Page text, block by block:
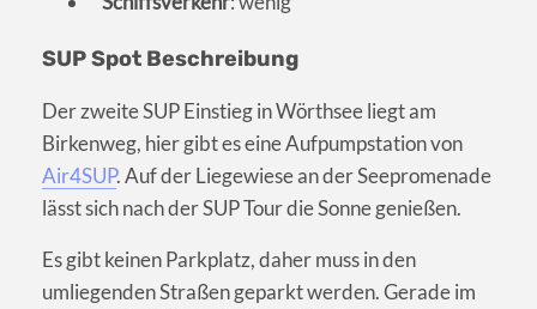
SUP Spot Beschreibung
Der zweite SUP Einstieg in Wörthsee liegt am
Birkenweg, hier gibt es eine Aufpumpstation von
Air4SUP. Auf der Liegewiese an der Seepromenade
lässt sich nach der SUP Tour die Sonne genießen.
Es gibt keinen Parkplatz, daher muss in den
umliegenden Straßen geparkt werden. Gerade im